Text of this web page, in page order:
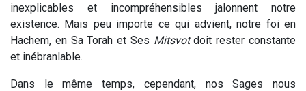
inexplicables et incompréhensibles jalonnent notre
existence. Mais peu importe ce qui advient, notre foi en
Hachem, en Sa Torah et Ses Mitsvotdoit rester constante
et inébranlable.
Dans le même temps, cependant, nos Sages nous